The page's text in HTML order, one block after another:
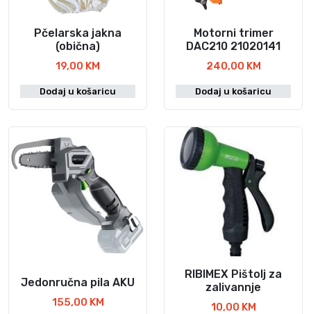
Pčelarska jakna
(obična)
19,00 KM
Dodaj u košaricu
Motorni trimer
DAC210 21020141
240,00 KM
Dodaj u košaricu
Jedonručna pila AKU
155,00 KM
RIBIMEX Pištolj za
zalivannje
10,00 KM